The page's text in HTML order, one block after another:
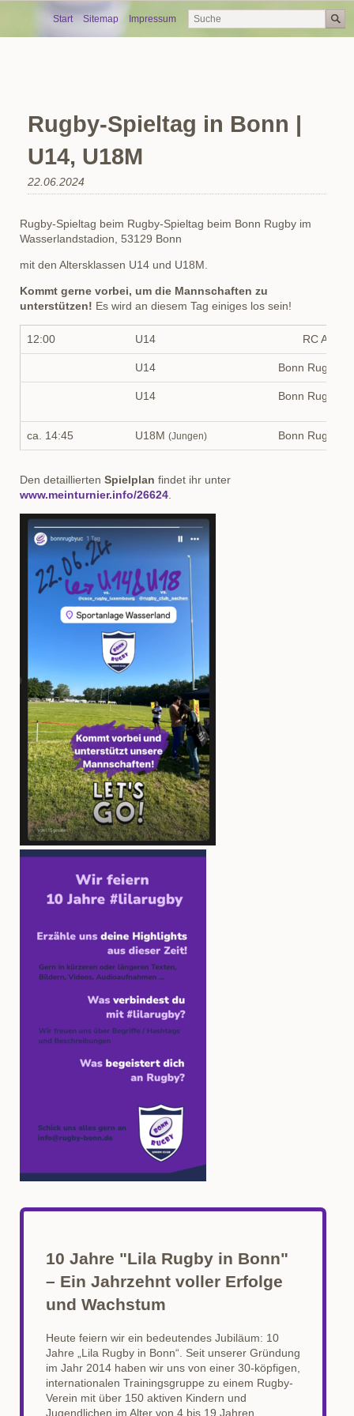
Skip
navigation
Start Sitemap Impressum
Rugby-Spieltag in Bonn |
U14, U18M
22.06.2024
Rugby-Spieltag beim Rugby-Spieltag beim Bonn Rugby im
Wasserlandstadion, 53129 Bonn
mit den Altersklassen U14 und U18M.
Kommt gerne vorbei, um die Mannschaften zu
unterstützen! Es wird an diesem Tag einiges los sein!
12:00 U14 RC
U14 Bonn Rugby
U14 Bonn Rugby
ca. 14:45 U18M (Jungen) Bonn Rugby
Den detaillierten Spielplan findet ihr unter
www.meinturnier.info/26624
10 Jahre "Lila Rugby in Bonn"
– Ein Jahrzehnt voller Erfolge
und Wachstum
Heute feiern wir ein bedeutendes Jubiläum: 10
Jahre „Lila Rugby in Bonn“. Seit unserer Gründung
im Jahr 2014 haben wir uns von einer 30-köpfigen,
internationalen Trainingsgruppe zu einem Rugby-
Verein mit über 150 aktiven Kindern und
Jugendlichen im Alter von 4 bis 19 Jahren